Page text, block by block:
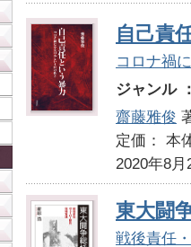
自己責
コロナ禍
ジャンル
齋藤雅俊
定価：
2020年8月
東大闘
戦後責任